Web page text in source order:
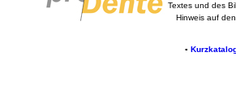
Textes und des
Hinweis auf
▪